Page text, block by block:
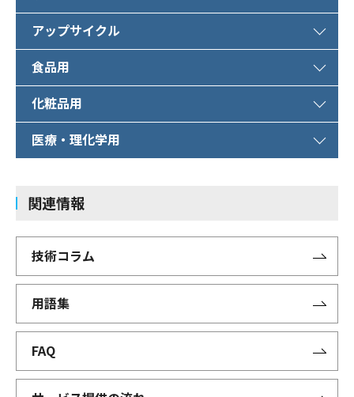
アップサイクル
食品用
化粧品用
医療・理化学用
関連情報
技術コラム
用語集
FAQ